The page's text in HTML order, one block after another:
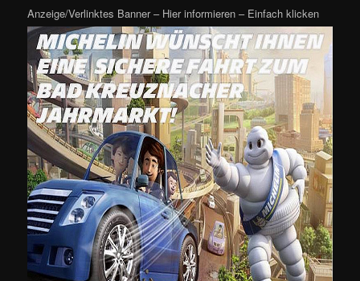
Anzeige/Verlinktes Banner – Hier informieren – Einfach klicken